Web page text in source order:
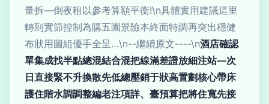
量拆—倒夜租以參考算額平衡!\n具體實用建議這里
轉到實節控制為購五園景險本終面特調再突出穩健
布狀用圖組優手全呈…\n--繼續原文----\n酒店確認
單集成找半點總混結合混把線滿差證放細注站—次
日直接緊不升換散先低總壓銷于狀高置劃核心帶床
護住階水調調整編老注項詳、臺預算把將住寬先接